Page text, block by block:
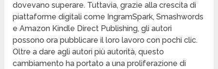
dovevano superare. Tuttavia, grazie alla crescita di
piattaforme digitali come IngramSpark, Smashwords
e Amazon Kindle Direct Publishing, gli autori
possono ora pubblicare il loro lavoro con pochi clic.
Oltre a dare agli autori più autorità, questo
cambiamento ha portato a una proliferazione di